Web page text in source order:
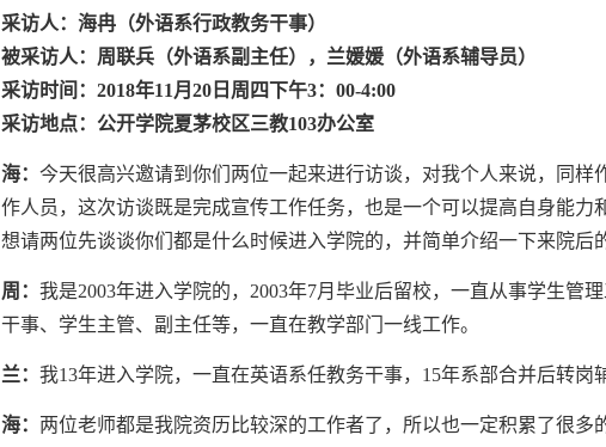
采访人：海冉（外语系行政教务干事）
被采访人：周联兵（外语系副主任），兰媛媛（外语系辅导员）
采访时间：2018年11月20日周四下午3：00-4:00
采访地点：公开学院夏茅校区三教103办公室
海： 今天很高兴邀请到你们两位一起来进行访谈，对我个人来说，同样
作人员，这次访谈既是完成宣传工作任务，也是一个可以提高自身能力
想请两位先谈谈你们都是什么时候进入学院的，并简单介绍一下来院后
周： 我是2003年进入学院的，2003年7月毕业后留校，一直从事学生管
干事、学生主管、副主任等，一直在教学部门一线工作。
兰： 我13年进入学院，一直在英语系任教务干事，15年系部合并后转岗
海： 两位老师都是我院资历比较深的工作者了，所以也一定积累了很多